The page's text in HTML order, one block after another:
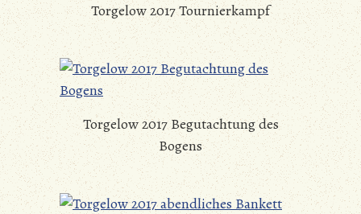
Torgelow 2017 Tournierkampf
Torgelow 2017 Begutachtung des
Bogens